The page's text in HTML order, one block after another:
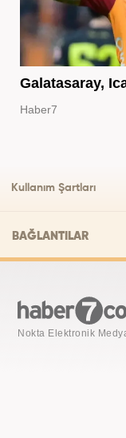
Galatasaray,
Haber7
Kullanım Şartları
BAĞLANTILAR
Nokta Elektronik